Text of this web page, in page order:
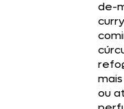
de-
ou